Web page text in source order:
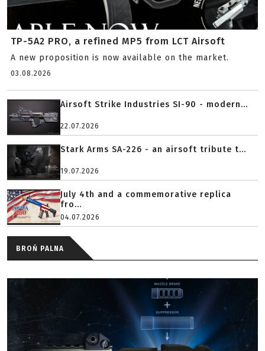
TP-5A2 PRO, a refined MP5 from LCT Airsoft
A new proposition is now available on the market.
03.08.2026
Airsoft Strike Industries SI-90 - modern...
22.07.2026
Stark Arms SA-226 - an airsoft tribute t...
19.07.2026
July 4th and a commemorative replica
fro...
04.07.2026
BROŃ PALNA